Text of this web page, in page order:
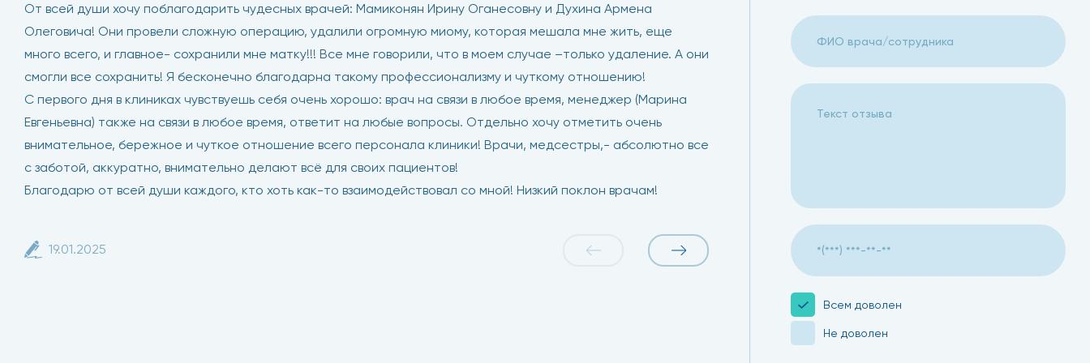
От всей души хочу поблагодарить чудесных врачей: Мамиконян Ирину Оганесовну и Духина Армена
Олеговича! Они провели сложную операцию, удалили огромную миому, которая мешала мне жить, еще
много всего, и главное- сохранили мне матку!!! Все мне говорили, что в моем случае –только удаление. А они
смогли все сохранить! Я бесконечно благодарна такому профессионализму и чуткому отношению!
С первого дня в клиниках чувствуешь себя очень хорошо: врач на связи в любое время, менеджер (Марина
Евгеньевна) также на связи в любое время, ответит на любые вопросы. Отдельно хочу отметить очень
внимательное, бережное и чуткое отношение всего персонала клиники! Врачи, медсестры,- абсолютно все
с заботой, аккуратно, внимательно делают всё для своих пациентов!
Благодарю от всей души каждого, кто хоть как-то взаимодействовал со мной! Низкий поклон врачам!
19.01.2025
профессионал своего дела, доверяю только ей
08.11.2024
Всем доволен
Не доволен